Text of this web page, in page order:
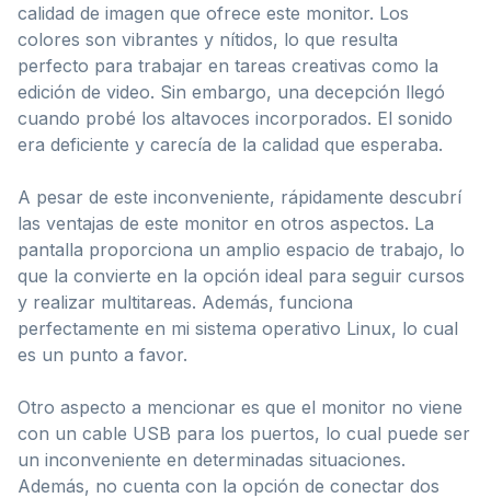
calidad de imagen que ofrece este monitor. Los
colores son vibrantes y nítidos, lo que resulta
perfecto para trabajar en tareas creativas como la
edición de video. Sin embargo, una decepción llegó
cuando probé los altavoces incorporados. El sonido
era deficiente y carecía de la calidad que esperaba.
A pesar de este inconveniente, rápidamente descubrí
las ventajas de este monitor en otros aspectos. La
pantalla proporciona un amplio espacio de trabajo, lo
que la convierte en la opción ideal para seguir cursos
y realizar multitareas. Además, funciona
perfectamente en mi sistema operativo Linux, lo cual
es un punto a favor.
Otro aspecto a mencionar es que el monitor no viene
con un cable USB para los puertos, lo cual puede ser
un inconveniente en determinadas situaciones.
Además, no cuenta con la opción de conectar dos